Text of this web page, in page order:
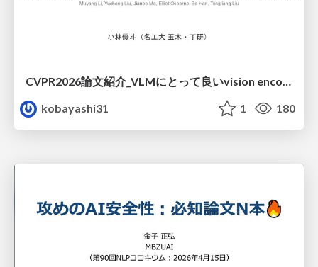
kobayashi31
1 180